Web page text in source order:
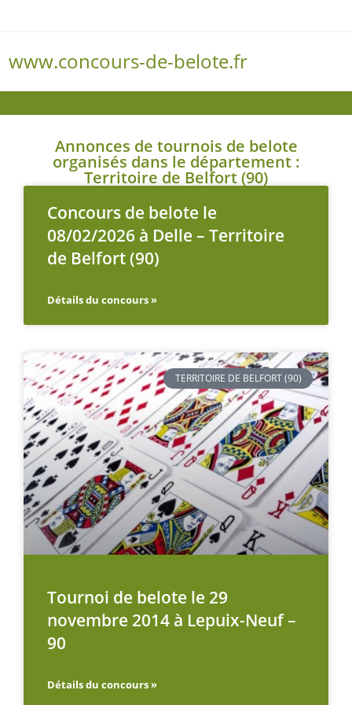
www.concours-de-belote.fr
Annonces de tournois de belote
organisés dans le département :
Territoire de Belfort (90)
Concours de belote le
08/02/2026 à Delle – Territoire
de Belfort (90)
Détails du concours »
TERRITOIRE DE BELFORT (90)
Tournoi de belote le 29
novembre 2014 à Lepuix-Neuf –
90
Détails du concours »